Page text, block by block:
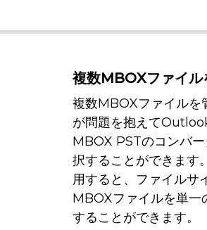
複数MBOXファイル
複数MBOXファイルを
が問題を抱えて
MBOX PSTのコンバ
択することができます
用すると、ファイルサ
MBOXファイルを単一
することができます。